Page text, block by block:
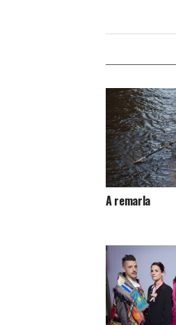
A remarla